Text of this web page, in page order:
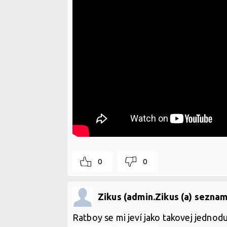
0 0
Zikus (admin.Zikus (a)
Ratboy se mi jeví jako takovej